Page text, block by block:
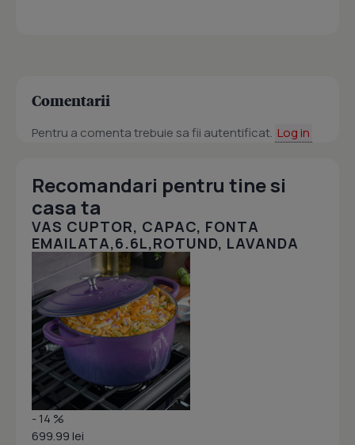
Comentarii
Pentru a comenta trebuie sa fii autentificat. Log in
Recomandari pentru tine si
casa ta
VAS CUPTOR, CAPAC, FONTA
EMAILATA,6.6L,ROTUND, LAVANDA
- 14 %
699.99 lei